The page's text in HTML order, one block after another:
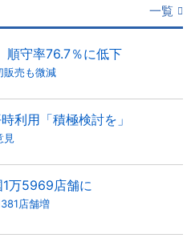
一覧
順守率76.7％に低下
販売も微減
利用「積極検討を」
万5969店舗に
店舗増